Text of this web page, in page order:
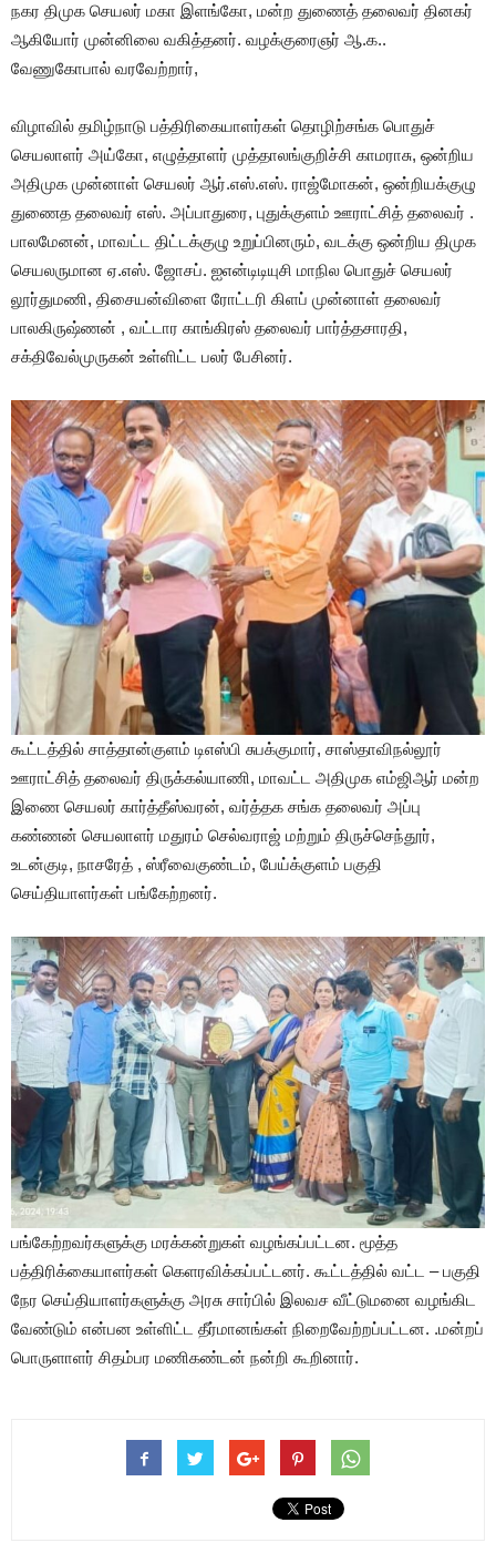
நகர திமுக செயலர் மகா இளங்கோ, மன்ற துணைத் தலைவர் தினகர்
ஆகியோர் முன்னிலை வகித்தனர். வழக்குரைஞர் ஆ.க..
வேணுகோபால் வரவேற்றார்,
விழாவில் தமிழ்நாடு பத்திரிகையாளர்கள் தொழிற்சங்க பொதுச்
செயலாளர் அய்கோ, எழுத்தாளர் முத்தாலங்குறிச்சி காமராசு, ஒன்றிய
அதிமுக முன்னாள் செயலர் ஆர்.எஸ்.எஸ். ராஜ்மோகன், ஒன்றியக்குழு
துணைத தலைவர் எஸ். அப்பாதுரை, புதுக்குளம் ஊராட்சித் தலைவர் .
பாலமேனன், மாவட்ட திட்டக்குழு உறுப்பினரும், வடக்கு ஒன்றிய திமுக
செயலருமான ஏ.எஸ். ஜோசப். ஐஎன்டிடியுசி மாநில பொதுச் செயலர்
லூர்துமணி, திசையன்விளை ரோட்டரி கிளப் முன்னாள் தலைவர்
பாலகிருஷ்ணன் , வட்டார காங்கிரஸ் தலைவர் பார்த்தசாரதி,
சக்திவேல்முருகன் உள்ளிட்ட பலர் பேசினர்.
கூட்டத்தில் சாத்தான்குளம் டிஎஸ்பி சுபக்குமார், சாஸ்தாவிநல்லூர்
ஊராட்சித் தலைவர் திருக்கல்யாணி, மாவட்ட அதிமுக எம்ஜிஆர் மன்ற
இணை செயலர் கார்த்தீஸ்வரன், வர்த்தக சங்க தலைவர் அப்பு
கண்ணன் செயலாளர் மதுரம் செல்வராஜ் மற்றும் திருச்செந்தூர்,
உடன்குடி, நாசரேத் , ஸ்ரீவைகுண்டம், பேய்க்குளம் பகுதி
செய்தியாளர்கள் பங்கேற்றனர்.
பங்கேற்றவர்களுக்கு மரக்கன்றுகள் வழங்கப்பட்டன. மூத்த
பத்திரிக்கையாளர்கள் கெளரவிக்கப்பட்டனர். கூட்டத்தில் வட்ட – பகுதி
நேர செய்தியாளர்களுக்கு அரசு சார்பில் இலவச வீட்டுமனை வழங்கிட
வேண்டும் என்பன உள்ளிட்ட தீர்மானங்கள் நிறைவேற்றப்பட்டன. .மன்றப்
பொருளாளர் சிதம்பர மணிகண்டன் நன்றி கூறினார்.